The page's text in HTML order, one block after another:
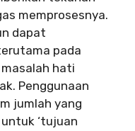
memprosesnya.
dapat
pada
hati
Penggunaan
jumlah yang
‘tujuan